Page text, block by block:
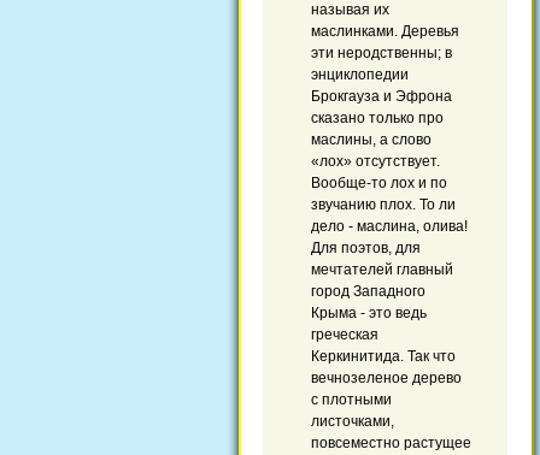
называя их
маслинками. Деревья
эти неродственны; в
энциклопедии
Брокгауза и Эфрона
сказано только про
маслины, а слово
«лох» отсутствует.
Вообще-то лох и по
звучанию плох. То ли
дело - маслина, олива!
Для поэтов, для
мечтателей главный
город Западного
Крыма - это ведь
греческая
Керкинитида. Так что
вечнозеленое дерево
с плотными
листочками,
повсеместно растущее